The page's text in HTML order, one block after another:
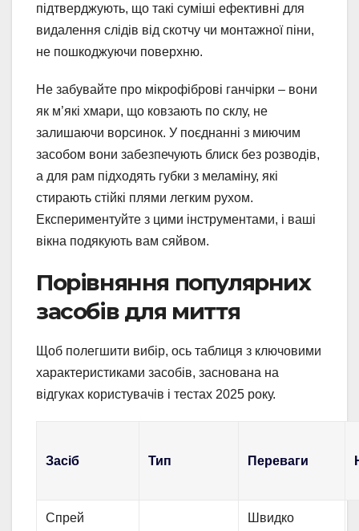
підтверджують, що такі суміші ефективні для
видалення слідів від скотчу чи монтажної піни,
не пошкоджуючи поверхню.
Не забувайте про мікрофіброві ганчірки – вони
як м’які хмари, що ковзають по склу, не
залишаючи ворсинок. У поєднанні з миючим
засобом вони забезпечують блиск без розводів,
а для рам підходять губки з меламіну, які
стирають стійкі плями легким рухом.
Експериментуйте з цими інструментами, і ваші
вікна подякують вам сяйвом.
Порівняння популярних
засобів для миття
Щоб полегшити вибір, ось таблиця з ключовими
характеристиками засобів, заснована на
відгуках користувачів і тестах 2025 року.
Засіб Тип Переваги
Спрей
Швидко